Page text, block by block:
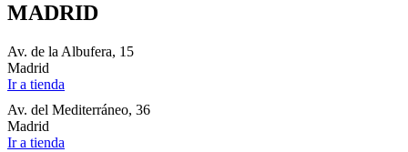
MADRID
Av. de la Albufera, 15
Madrid
Ir a tienda
Av. del Mediterráneo, 36
Madrid
Ir a tienda